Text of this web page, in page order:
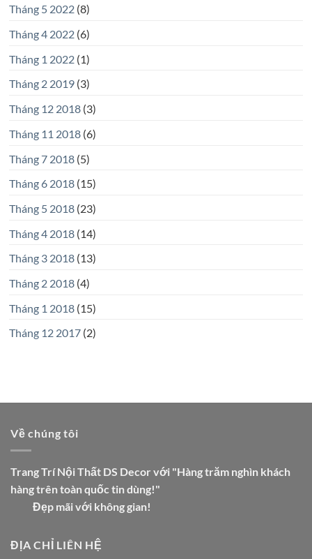
Tháng 5 2022(8)
Tháng 4 2022(6)
Tháng 1 2022(1)
Tháng 2 2019(3)
Tháng 12 2018(3)
Tháng 11 2018(6)
Tháng 7 2018(5)
Tháng 6 2018(15)
Tháng 5 2018(23)
Tháng 4 2018(14)
Tháng 3 2018(13)
Tháng 2 2018(4)
Tháng 1 2018(15)
Tháng 12 2017(2)
Về chúng tôi
Trang Trí Nội Thất DS Decor với "Hàng trăm nghìn khách
hàng trên toàn quốc tin dùng!"
Đẹp mãi với không gian!
ĐỊA CHỈ LIÊN HỆ